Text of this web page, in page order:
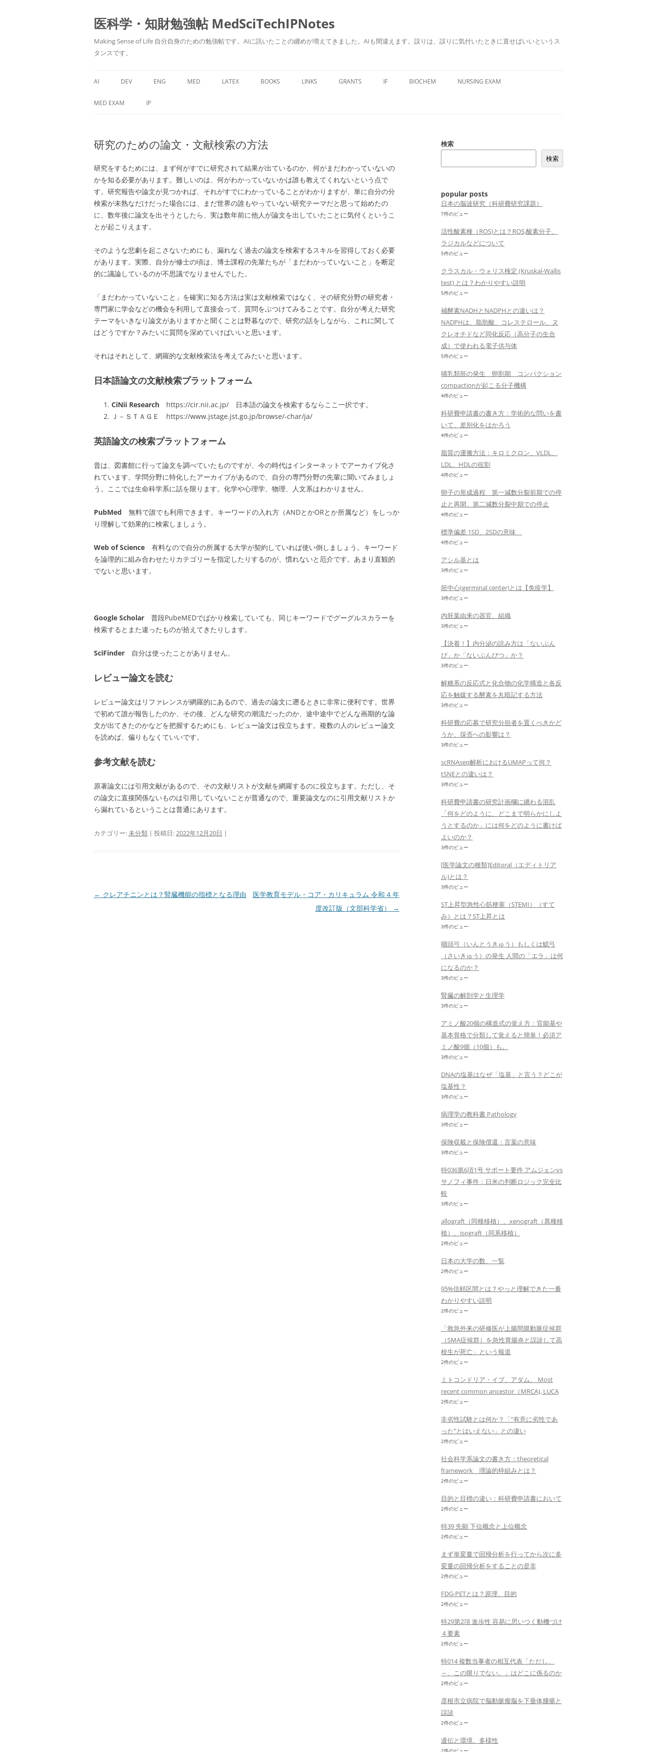
医科学・知財勉強帖 MedSciTechIPNotes
Making Sense of Life 自分自身のための勉強帖です。AIに訊いたことの纏めが増えてきました。AIも間違えます。誤りは、誤りに気付いたときに直せばいいというス
タンスです。
AI DEV ENG MED LATEX BOOKS LINKS GRANTS IF BIOCHEM NURSING EXAM
MED EXAM IP
研究のための論文・文献検索の方法
研究をするためには、まず何がすでに研究されて結果が出ているのか、何がまだわかっていないの
かを知る必要があります。難しいのは、何がわかっていないかは誰も教えてくれないという点で
す。研究報告や論文が見つかれば、それがすでにわかっていることがわかりますが、単に自分の分
検索が未熟なだけだった場合には、まだ世界の誰もやっていない研究テーマだと思って始めたの
に、数年後に論文を出そうとしたら、実は数年前に他人が論文を出していたことに気付くというこ
とが起こりえます。
そのような悲劇を起こさないためにも、漏れなく過去の論文を検索するスキルを習得しておく必要
があります。実際、自分が修士の頃は、博士課程の先輩たちが「まだわかっていないこと」を断定
的に議論しているのが不思議でなりませんでした。
「まだわかっていないこと」を確実に知る方法は実は文献検索ではなく、その研究分野の研究者・
専門家に学会などの機会を利用して直接会って、質問をぶつけてみることです。自分が考えた研究
テーマをいきなり論文がありますかと聞くことは野暮なので、研究の話をしながら、これに関して
はどうですか？みたいに質問を深めていけばいいと思います。
それはそれとして、網羅的な文献検索法を考えてみたいと思います。
日本語論文の文献検索プラットフォーム
CiNii Research https://cir.nii.ac.jp/ 日本語の論文を検索するならここ一択です。
Ｊ－ＳＴＡＧＥ https://www.jstage.jst.go.jp/browse/-char/ja/
英語論文の検索プラットフォーム
昔は、図書館に行って論文を調べていたものですが、今の時代はインターネットでアーカイブ化さ
れています。学問分野に特化したアーカイブがあるので、自分の専門分野の先輩に聞いてみましょ
う。ここでは生命科学系に話を限ります。化学や心理学、物理、人文系はわかりません。
PubMed 無料で誰でも利用できます。キーワードの入れ方（ANDとかORとか所属など）をしっか
り理解して効果的に検索しましょう。
Web of Science 有料なので自分の所属する大学が契約していれば使い倒しましょう。キーワード
を論理的に組み合わせたりカテゴリーを指定したりするのが、慣れないと厄介です。あまり直観的
でないと思います。
Google Scholar 普段PubeMEDでばかり検索していても、同じキーワードでグーグルスカラーを
検索するとまた違ったものが拾えてきたりします。
SciFinder 自分は使ったことがありません。
レビュー論文を読む
レビュー論文はリファレンスが網羅的にあるので、過去の論文に遡るときに非常に便利です。世界
で初めて誰が報告したのか、その後、どんな研究の潮流だったのか、途中途中でどんな画期的な論
文が出てきたのかなどを把握するためにも、レビュー論文は役立ちます。複数の人のレビュー論文
を読めば、偏りもなくていいです。
参考文献を読む
原著論文には引用文献があるので、その文献リストが文献を網羅するのに役立ちます。ただし、そ
の論文に直接関係ないものは引用していないことが普通なので、重要論文なのに引用文献リストか
ら漏れているということは普通にあります。
カテゴリー:未分類 | 投稿日:2022年12月20日 |
投
← クレアチニンとは？腎臓機能の指標となる理由
医学教育モデル・コア・カリキュラム 令和 4 年
度改訂版（文部科学省）
→
検索
検索
popular posts
日本の脳波研究（科研費研究課題）
7件のビュー
活性酸素種（ROS)とは？ROS,酸素分子、
ラジカルなどについて
5件のビュー
クラスカル・ウォリス検定 (Kruskal-Wallis
test) とは？わかりやすい説明
5件のビュー
補酵素NADHとNADPHとの違いは？
NADPHは、脂肪酸、コレステロール、ヌ
クレオチドなど同化反応（高分子の生合
成）で使われる電子供与体
5件のビュー
哺乳類胚の発生 卵割期 コンパクション
compactionが起こる分子機構
4件のビュー
科研費申請書の書き方：学術的な問いを書
いて、差別化をはかろう
4件のビュー
脂質の運搬方法：キロミクロン、VLDL、
LDL、HDLの役割
4件のビュー
卵子の形成過程 第一減数分裂前期での停
止と再開、第二減数分裂中期での停止
4件のビュー
標準偏差 1SD、2SDの意味
4件のビュー
アシル基とは
3件のビュー
胚中心(germinal center)とは【免疫学】
3件のビュー
内胚葉由来の器官、組織
3件のビュー
【決着！】内分泌の読み方は「ないぶん
ぴ」か「ないぶんぴつ」か？
3件のビュー
解糖系の反応式と化合物の化学構造と各反
応を触媒する酵素を丸暗記する方法
3件のビュー
科研費の応募で研究分担者を置くべきかど
うか、採否への影響は？
3件のビュー
scRNAseq解析におけるUMAPって何？
tSNEとの違いは？
3件のビュー
科研費申請書の研究計画欄に纏わる混乱
「何をどのように、どこまで明らかにしよ
うとするのか」には何をどのように書けば
よいのか？
3件のビュー
[医学論文の種類]Editoral（エディトリア
ル)とは？
3件のビュー
ST上昇型急性心筋梗塞（STEMI）（すて
み）とは？ST上昇とは
3件のビュー
咽頭弓（いんとうきゅう）もしくは鰓弓
（さいきゅう）の発生 人間の「エラ」は何
になるのか？
3件のビュー
腎臓の解剖学と生理学
3件のビュー
アミノ酸20個の構造式の覚え方：官能基や
基本骨格で分類して覚えると簡単！必須ア
ミノ酸9個（10個）も。
3件のビュー
DNAの塩基はなぜ「塩基」と言う？どこが
塩基性？
3件のビュー
病理学の教科書 Pathology
3件のビュー
保険収載と保険償還：言葉の意味
3件のビュー
特036第6項1号 サポート要件 アムジェンvs
サノフィ事件：日米の判断ロジック完全比
較
3件のビュー
allograft（同種移植）、xenograft（異種移
植）、isograft（同系移植）
2件のビュー
日本の大学の数、一覧
2件のビュー
95%信頼区間とは？やっと理解できた一番
わかりやすい説明
2件のビュー
「救急外来の研修医が上腸間膜動脈症候群
（SMA症候群）を急性胃腸炎と誤診して高
校生が死亡」という報道
2件のビュー
ミトコンドリア・イブ、アダム、 Most
recent common ancestor（MRCA), LUCA
2件のビュー
非劣性試験とは何か？「”有意に劣性であ
った”とはいえない」との違い
2件のビュー
社会科学系論文の書き方：theoretical
framework 理論的枠組みとは？
2件のビュー
目的と目標の違い：科研費申請書において
2件のビュー
特39 先願 下位概念と上位概念
2件のビュー
まず単変量で回帰分析を行ってから次に多
変量の回帰分析をすることの是非
2件のビュー
FDG-PETとは？原理、目的
2件のビュー
特29第2項 進歩性 容易に思いつく動機づけ
４要素
2件のビュー
特014 複数当事者の相互代表「ただし、
～、この限りでない。」はどこに係るのか
2件のビュー
彦根市立病院で脳動脈瘤脳を下垂体腫瘍と
誤診
2件のビュー
遺伝と環境、多様性
2件のビュー